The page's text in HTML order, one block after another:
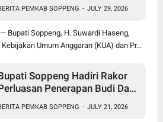
Tekanan Fiskal
PEMKAB SOPPENG - JULY 29, 2026
Bupati Soppeng, H. Suwardi Haseng,
Umum Anggaran (KUA) dan Pr...
Soppeng Hadiri Rakor
Penerapan Budi Daya
PEMKAB SOPPENG - JULY 21, 2026